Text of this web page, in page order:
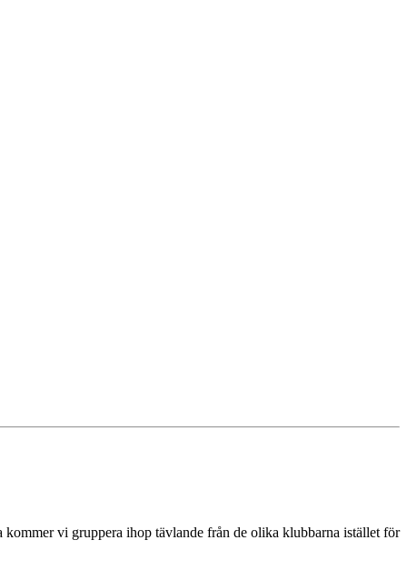
vi gruppera ihop tävlande från de olika klubbarna istället för